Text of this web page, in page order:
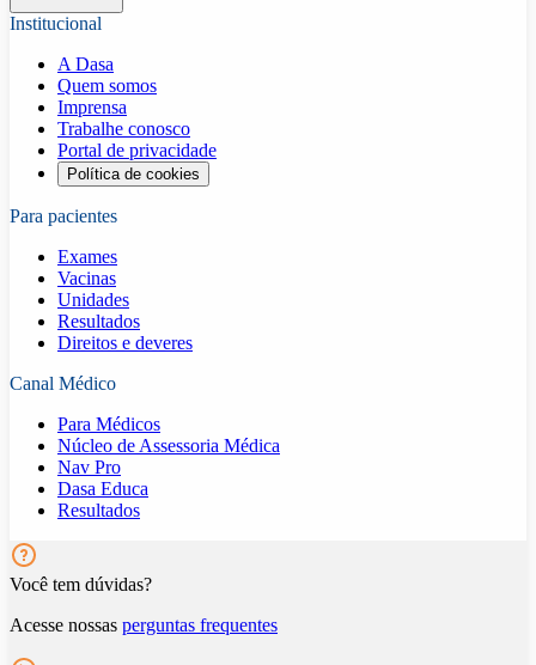
Institucional
A Dasa
Quem somos
Imprensa
Trabalhe conosco
Portal de privacidade
Política de cookies
Para pacientes
Exames
Vacinas
Unidades
Resultados
Direitos e deveres
Canal Médico
Para Médicos
Núcleo de Assessoria Médica
Nav Pro
Dasa Educa
Resultados
Você tem dúvidas?
Acesse nossas perguntas frequentes